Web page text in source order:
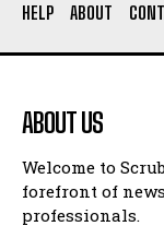
HELP ABOUT
ABOUT US
Welcome to
forefront of
professionals.